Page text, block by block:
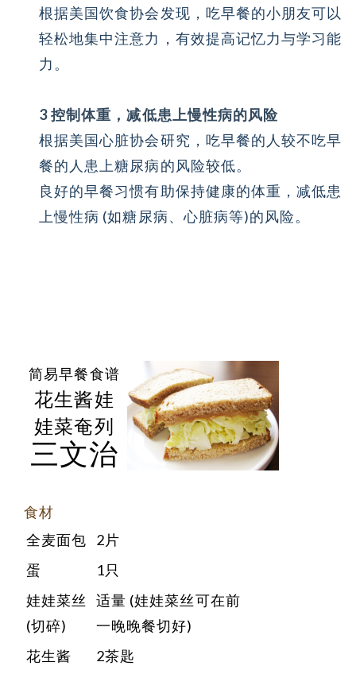
根据美国饮食协会发现，吃早餐的小朋友可以
轻松地集中注意力，有效提高记忆力与学习能
力。
3 控制体重，减低患上慢性病的风险
根据美国心脏协会研究，吃早餐的人较不吃早
餐的人患上糖尿病的风险较低。
良好的早餐习惯有助保持健康的体重，减低患
上慢性病 (如糖尿病、心脏病等)的风险。
简易早餐食谱
花生酱娃
娃菜奄列
三文治
食材
全麦面包
2片
蛋
1只
娃娃菜丝
(切碎)
适量 (娃娃菜丝可在前
一晚晚餐切好)
花生酱
2茶匙